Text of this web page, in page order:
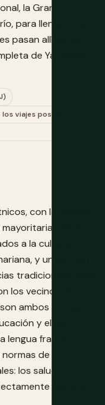
la Gran
para llenar el día
pasan allí antes o
de Yamena lo
viajes posteriores
con la división
a la cultura
y un sur con
tradicionales más
los vecinos de
ambos oficiales;
y el sur,
franca
de
los saludos no
al grano